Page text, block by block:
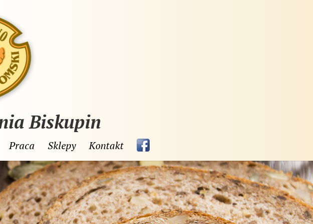
Biskupin
Praca Sklepy Kontakt